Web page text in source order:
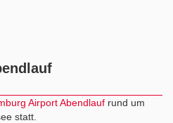
Airport Abendlauf rund um
statt.